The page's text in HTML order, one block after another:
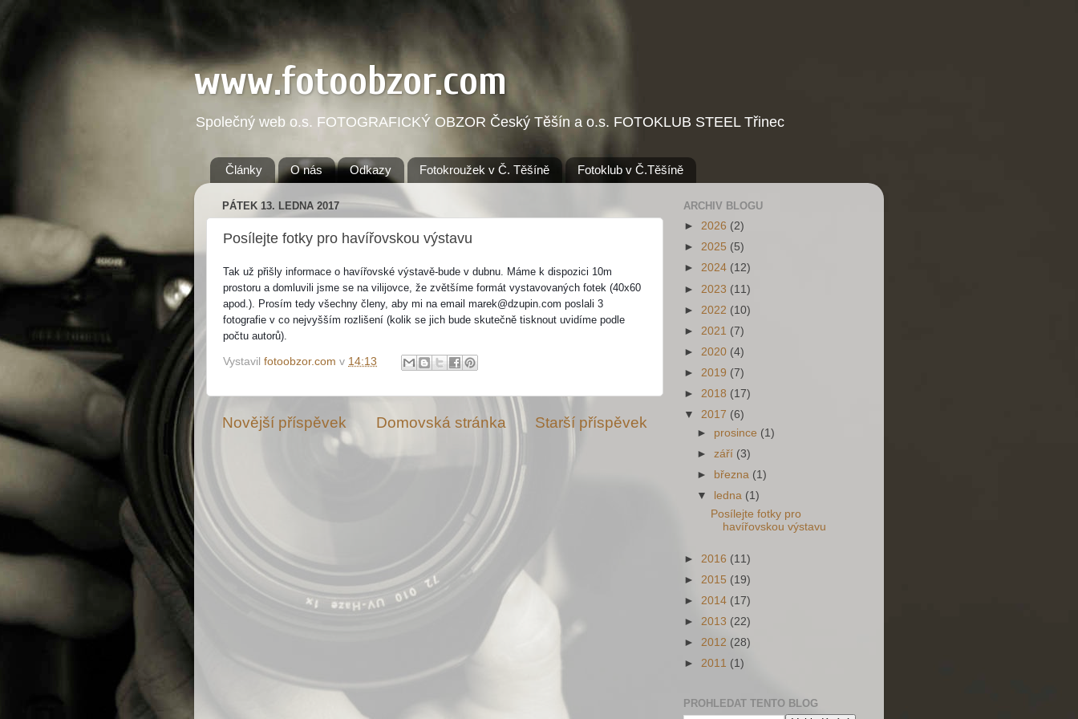
www.fotoobzor.com
Společný web o.s. FOTOGRAFICKÝ OBZOR Český Těšín a o.s. FOTOKLUB STEEL Třinec
Články O nás Odkazy Fotokroužek v Č. Těšíně Fotoklub v Č.Těšíně
PÁTEK 13. LEDNA 2017
Posílejte fotky pro havířovskou výstavu
Tak už přišly informace o havířovské výstavě-bude v dubnu. Máme k dispozici 10m
prostoru a domluvili jsme se na vilijovce, že zvětšíme formát vystavovaných fotek (40x60
apod.). Prosím tedy všechny členy, aby mi na email marek@dzupin.com poslali 3
fotografie v co nejvyšším rozlišení (kolik se jich bude skutečně tisknout uvidíme podle
počtu autorů).
Vystavil fotoobzor.com v 14:13
Novější příspěvek Starší příspěvek
Domovská stránka
ARCHIV BLOGU
► 2026 (2)
► 2025 (5)
► 2024 (12)
► 2023 (11)
► 2022 (10)
► 2021 (7)
► 2020 (4)
► 2019 (7)
► 2018 (17)
▼ 2017 (6)
► prosince (1)
►září (3)
►
března (1)
▼
ledna (1)
Posílejte fotky pro
havířovskou výstavu
► 2016 (11)
► 2015 (19)
► 2014 (17)
► 2013 (22)
► 2012 (28)
► 2011 (1)
PROHLEDAT TENTO BLOG